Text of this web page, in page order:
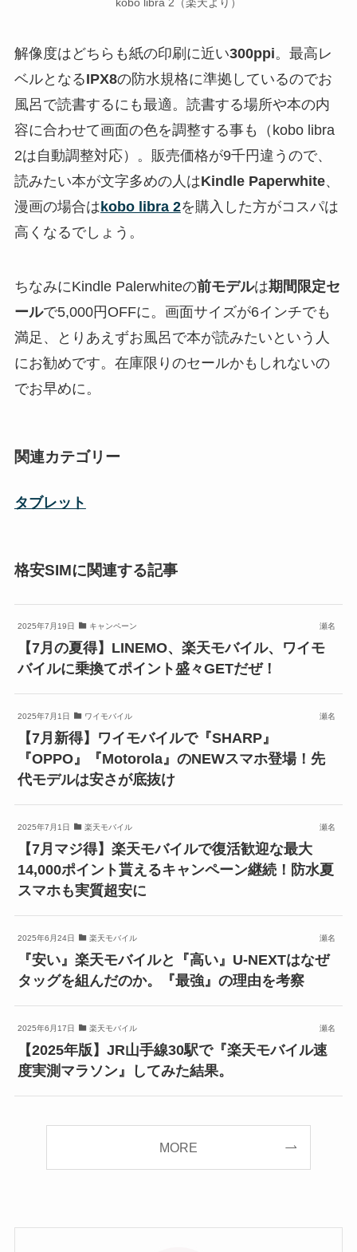
解像度はどちらも紙の印刷に近い300ppi。最高レ
ベルとなるIPX8の防水規格に準拠しているのでお
風呂で読書するにも最適。読書する場所や本の内
容に合わせて画面の色を調整する事も（kobo libra
2は自動調整対応）。販売価格が9千円違うので、
読みたい本が文字多めの人はKindle Paperwhite、
漫画の場合は kobo libra 2を購入した方がコスパは
高くなるでしょう。
ちなみにKindle Palerwhiteの前モデルは期間限定セ
ールで5,000円OFFに。画面サイズが6インチでも
満足、とりあえずお風呂で本が読みたいという人
にお勧めです。在庫限りのセールかもしれないの
でお早めに。
関連カテゴリー
タブレット
格安SIMに関連する記事
2025年7月19日 キャンペーン 瀬名
【7月の夏得】LINEMO、楽天モバイル、ワイモ
バイルに乗換てポイント盛々GETだぜ！
2025年7月1日 ワイモバイル 瀬名
【7月新得】ワイモバイルで『SHARP』
『OPPO』『Motorola』のNEWスマホ登場！先
代モデルは安さが底抜け
2025年7月1日 楽天モバイル 瀬名
【7月マジ得】楽天モバイルで復活歓迎な最大
14,000ポイント貰えるキャンペーン継続！防水夏
スマホも実質超安に
2025年6月24日 楽天モバイル 瀬名
『安い』楽天モバイルと『高い』U-NEXTはなぜ
タッグを組んだのか。『最強』の理由を考察
2025年6月17日 楽天モバイル 瀬名
【2025年版】JR山手線30駅で『楽天モバイル速
度実測マラソン』してみた結果。
MORE